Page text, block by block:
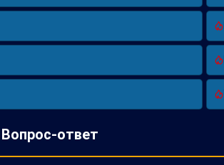
Вопрос-ответ